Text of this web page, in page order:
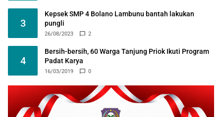
3
Kepsek SMP 4 Bolano Lambunu bantah lakukan
pungli
26/08/2023 2
4
Bersih-bersih, 60 Warga Tanjung Priok Ikuti Program
Padat Karya
16/03/2019 0